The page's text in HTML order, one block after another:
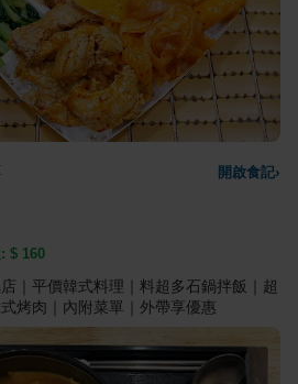
開啟食記›
$ 160
｜平價韓式料理｜料超多石鍋拌飯｜超
烤肉｜內附菜單｜外帶享優惠